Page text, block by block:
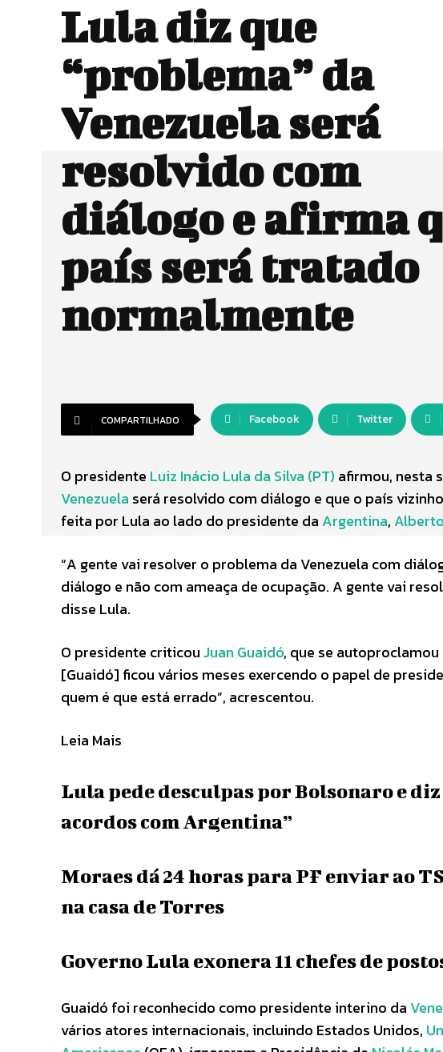
Lula diz que
“problema” da
Venezuela será
resolvido com
diálogo e afirma
país será tratado
normalmente
COMPARTILHADO Facebook Twitter
O presidente Luiz Inácio Lula da Silva (PT) afirmou, nesta
Venezuela será resolvido com diálogo e que o país
feita por Lula ao lado do presidente da Argentina,
“A gente vai resolver o problema da Venezuela com
diálogo e não com ameaça de ocupação. A gente vai
disse Lula.
O presidente criticouJuan Guaidó, que se
[Guaidó] ficou vários meses exercendo o papel de
quem é que está errado”, acrescentou.
Leia Mais
Lula pede desculpas por Bolsonaro e
acordos com Argentina”
Moraes dá 24 horas para PF enviar ao
na casa de Torres
Governo Lula exonera 11 chefes de
Guaidó foi reconhecido como presidente interino da
vários atores internacionais, incluindo Estados Unidos,